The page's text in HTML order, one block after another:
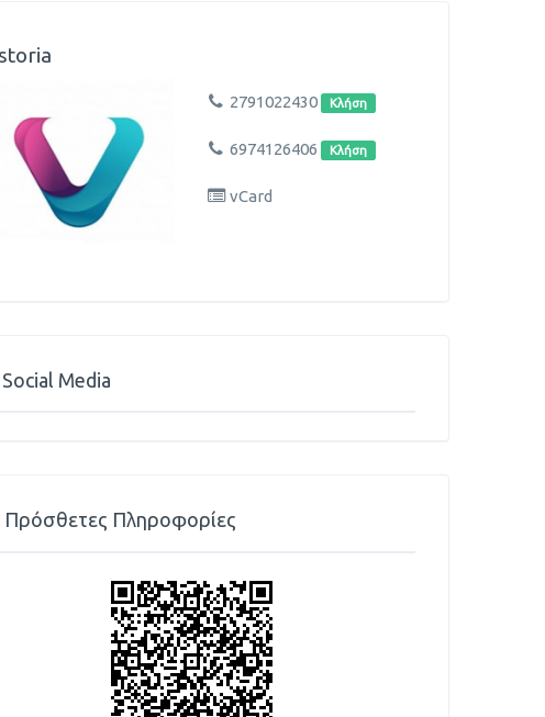
2791022430 Κλήση
6974126406 Κλήση
vCard
Social Media
Πρόσθετες Πληροφορίες